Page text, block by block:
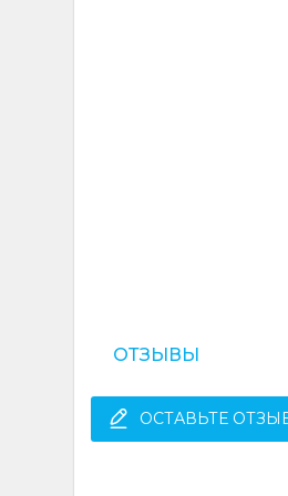
ОТЗЫВЫ
ОСТАВЬТЕ